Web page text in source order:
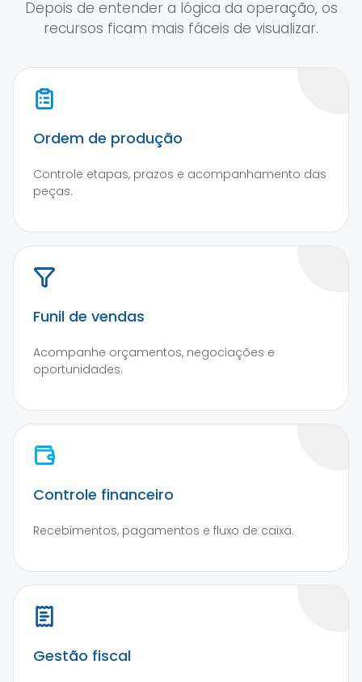
Depois de entender a lógica da operação, os
recursos ficam mais fáceis de visualizar.
Ordem de produção
Controle etapas, prazos e acompanhamento das
peças.
Funil de vendas
Acompanhe orçamentos, negociações e
oportunidades.
Controle financeiro
Recebimentos, pagamentos e fluxo de caixa.
Gestão fiscal